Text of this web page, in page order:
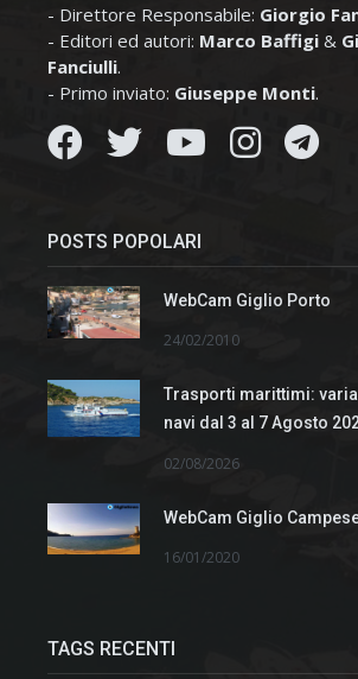
- Direttore Responsabile: Giorgio
- Editori ed autori: Marco Baffigi &
Fanciulli.
- Primo inviato: Giuseppe Monti.
POSTS POPOLARI
WebCam Giglio Porto
24/02/2010
Trasporti marittimi:
navi dal 3 al 7 Agosto
02/08/2026
WebCam Giglio
16/01/2020
TAGS RECENTI